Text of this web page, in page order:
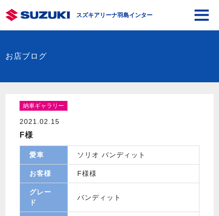
スズキアリーナ羽島インター
お店ブログ
納車ギャラリー
2021.02.15
F様
愛車 ソリオ バンディット
お客様 F様様
グレー
ド
バンディット